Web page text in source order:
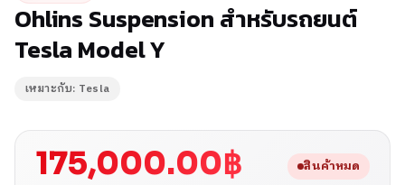
Ohlins Suspension สำหรับรถยนต์
Tesla Model Y
เหมาะกับ: Tesla
175,000.00฿ สินค้าหมด